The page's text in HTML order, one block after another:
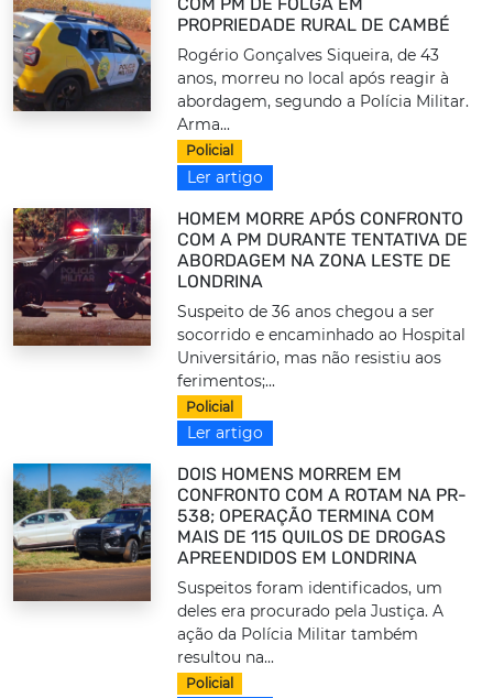
COM PM DE FOLGA EM
PROPRIEDADE RURAL DE CAMBÉ
Rogério Gonçalves Siqueira, de 43
anos, morreu no local após reagir à
abordagem, segundo a Polícia Militar.
Arma...
Policial
Ler artigo
HOMEM MORRE APÓS CONFRONTO
COM A PM DURANTE TENTATIVA DE
ABORDAGEM NA ZONA LESTE DE
LONDRINA
Suspeito de 36 anos chegou a ser
socorrido e encaminhado ao Hospital
Universitário, mas não resistiu aos
ferimentos;...
Policial
Ler artigo
DOIS HOMENS MORREM EM
CONFRONTO COM A ROTAM NA PR-
538; OPERAÇÃO TERMINA COM
MAIS DE 115 QUILOS DE DROGAS
APREENDIDOS EM LONDRINA
Suspeitos foram identificados, um
deles era procurado pela Justiça. A
ação da Polícia Militar também
resultou na...
Policial